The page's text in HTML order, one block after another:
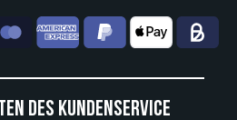
des Kundenservice